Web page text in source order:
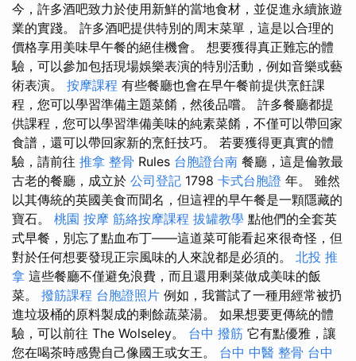
今，許多酒吧致力於使用新鮮的當地食材，並促進永續旅遊
業的實踐。 許多酒吧提供特別的周末菜單，這是以合理的
價格享用美味早午餐的絕佳機會。 想要獲得真正難忘的體
驗，可以參加包括現場娛樂表演的特別活動，例如音樂或藝
術表演。 按摩課程 有些餐廳也會在早午餐前提供烹飪課
程，您可以學習準備主題菜餚，然後品嚐。 許多餐廳都提
供課程，您可以學習準備美味的純素菜餚，不僅可以帶回家
食譜，還可以帶回家新的烹飪技巧。 若要獲得更真實的體
驗，請前往 推拿 整骨 Rules 台胞證台南 餐廳，這是倫敦最
古老的餐廳，成立於 公司登記 1798 卡式台胞證 年。 雖然
以其傳統的英國美食而聞名，但這裡的早午餐是一顆隱藏的
寶石。 桃園 按摩 筋絡按摩課程 拔罐教學 點他們的全套英
式早餐，別忘了點血布丁——這道菜可能看起來很奇怪，但
對於任何想要發現正宗風味的人來說都是必須的。 北投 推
拿 這些餐廳不僅避免浪費，而且還用剩菜做成美味的飯
菜。 撥筋課程 台胞證照片 例如，我嘗試了一種用經常被扔
進垃圾桶的原料製成的剩餘蔬菜湯。 如果想要更傳統的體
驗，可以前往 The Wolseley。 台中 撥筋 它有點優雅，讓
您在喝茶時感覺自己像國王或女王。 台中 中醫 整骨 台中